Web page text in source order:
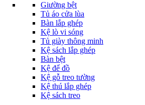
Giường bệt
Tủ áo cửa lùa
Bàn lắp ghép
Kệ lò vi sóng
Tủ giày thông minh
Kệ sách lắp ghép
Bàn bệt
Kệ để đồ
Kệ gỗ treo tường
Kệ thú lắp ghép
Kệ sách treo